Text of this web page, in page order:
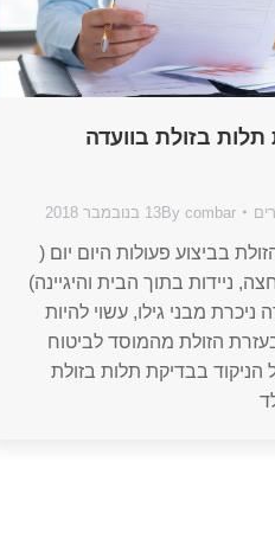
תלות בזולת בוועדה
By combar 13 בנובמבר 2018
בביצוע פעולות היום יום (
ניידות בתוך הבית והיגיינה)
ניכרת מבני גילו, עשוי להיות
הזולת מהמוסד לביטוח
הניקוד בבדיקת תלות בזולת